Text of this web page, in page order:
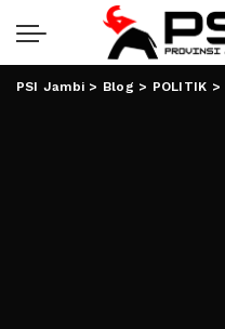
PSI Jambi > Blog > POLITIK >